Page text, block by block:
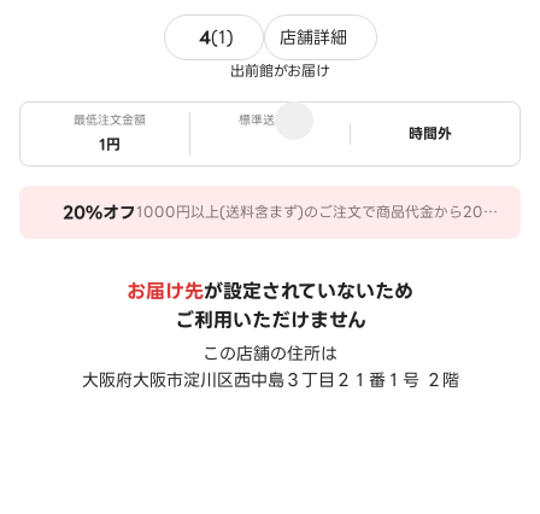
4(1)1件のレビュー
店舗詳細
出前館がお届け
最低注文金額
1円
標準送料
ステータス
時間外
20%オフ1000円以上(送料含まず)のご注文で商品代金から20％
お届け先が設定されていないため
ご利用いただけません
この店舗の住所は
大阪府大阪市淀川区西中島３丁目２１番１号 ２階